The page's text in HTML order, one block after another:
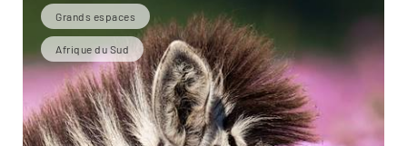
Grands espaces
Afrique du Sud